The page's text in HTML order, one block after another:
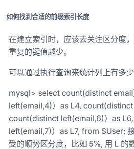
如何找到合适的前缀索引长度
在建立索引时，应该去关注区分度
重复的键值越少。
可以通过执行查询来统计列上有多少
mysql> select count(distinct
left(email,4)）as L4,
count(distinct left(email,6)）as
left(email,7)）as L7, from SUser;
受的顺势区分度，比如 5%, 用 L 的